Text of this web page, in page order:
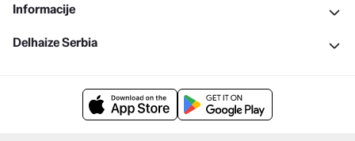
Informacije
Delhaize Serbia